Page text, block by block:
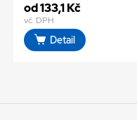
od 133,1 Kč
vč. DPH
Detail